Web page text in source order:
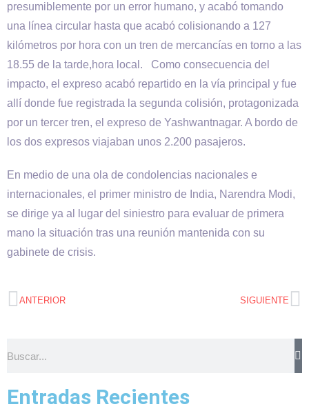
presumiblemente por un error humano, y acabó tomando
una línea circular hasta que acabó colisionando a 127
kilómetros por hora con un tren de mercancías en torno a las
18.55 de la tarde,hora local. Como consecuencia del
impacto, el expreso acabó repartido en la vía principal y fue
allí donde fue registrada la segunda colisión, protagonizada
por un tercer tren, el expreso de Yashwantnagar. A bordo de
los dos expresos viajaban unos 2.200 pasajeros.
En medio de una ola de condolencias nacionales e
internacionales, el primer ministro de India, Narendra Modi,
se dirige ya al lugar del siniestro para evaluar de primera
mano la situación tras una reunión mantenida con su
gabinete de crisis.
ANTERIOR SIGUIENTE
Entradas Recientes